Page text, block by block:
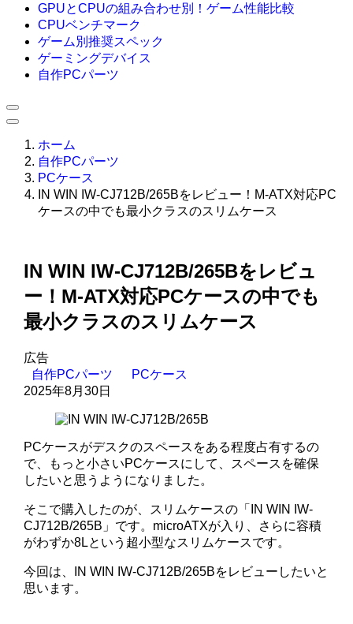
GPUとCPUの組み合わせ別！ゲーム性能比較
CPUベンチマーク
ゲーム別推奨スペック
ゲーミングデバイス
自作PCパーツ
ホーム
自作PCパーツ
PCケース
IN WIN IW-CJ712B/265Bをレビュー！M-ATX対応PC
ケースの中でも最小クラスのスリムケース
IN WIN IW-CJ712B/265Bをレビュ
ー！M-ATX対応PCケースの中でも
最小クラスのスリムケース
広告
自作PCパーツ
PCケース
2025年8月30日
PCケースがデスクのスペースをある程度占有するの
で、もっと小さいPCケースにして、スペースを確保
したいと思うようになりました。
そこで購入したのが、スリムケースの「IN WIN IW-
CJ712B/265B」です。microATXが入り、さらに容積
がわずか8Lという超小型なスリムケースです。
今回は、IN WIN IW-CJ712B/265Bをレビューしたいと
思います。